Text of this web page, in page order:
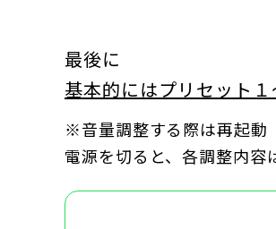
最後に
基本的にはプリセット
※音量調整する際は再起動
電源を切ると、各調整内容